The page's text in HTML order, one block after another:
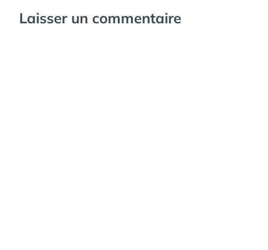
Laisser un commentaire